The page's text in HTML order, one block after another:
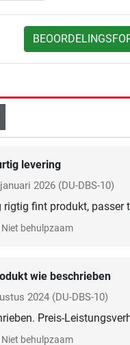
levering
januari 2026 (DU-DBS-10)
rigtig fint produkt, passer
Niet behulpzaam
wie beschrieben
2024 (DU-DBS-10)
Preis-
Niet behulpzaam